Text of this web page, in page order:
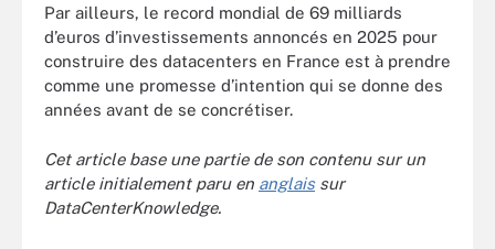
Par ailleurs, le record mondial de 69 milliards
d’euros d’investissements annoncés en 2025 pour
construire des datacenters en France est à prendre
comme une promesse d’intention qui se donne des
années avant de se concrétiser.
Cet article base une partie de son contenu sur un
article initialement paru en anglaissur
DataCenterKnowledge.